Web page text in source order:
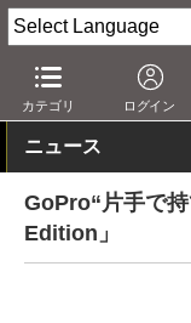
カテゴリ ログイン
AV Watch 製品 ア
ニュース
GoPro“片手で
Edition」